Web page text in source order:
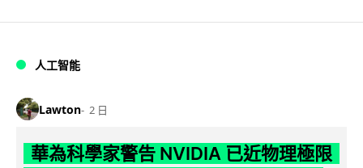
人工智能
Lawton 2 日
華為科學家警告 NVIDIA 已近物理極限